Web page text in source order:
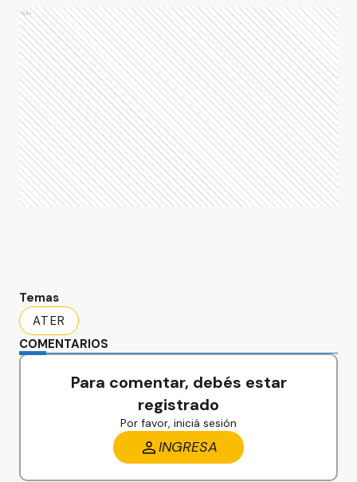
Ads
Temas
ATER
COMENTARIOS
Para comentar, debés estar
registrado
Por favor, iniciá sesión
INGRESA